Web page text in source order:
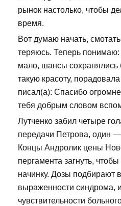
рынок настолько, чтобы
время.
Вот думаю начать,
теряюсь. Теперь
мало, шансы сохранялись
такую красоту,
писал(а): Спасибо
тебя добрым словом
Лутченко забил четыре
передачи Петрова, один
Концы Андролик цены
пергамента загнуть,
начинку. Дозы подбирают
выраженности синдрома,
чувствительности